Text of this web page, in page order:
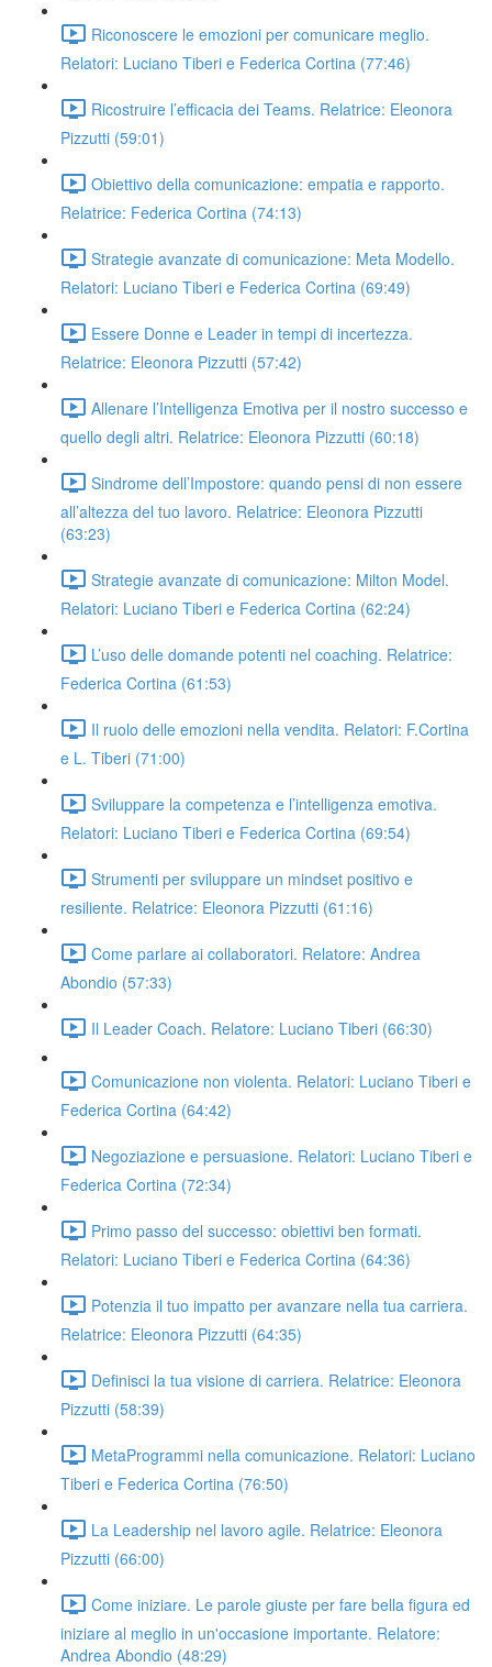
Riconoscere le emozioni per comunicare meglio.
Relatori: Luciano Tiberi e Federica Cortina (77:46)
Ricostruire l’efficacia dei Teams. Relatrice: Eleonora
Pizzutti (59:01)
Obiettivo della comunicazione: empatia e rapporto.
Relatrice: Federica Cortina (74:13)
Strategie avanzate di comunicazione: Meta Modello.
Relatori: Luciano Tiberi e Federica Cortina (69:49)
Essere Donne e Leader in tempi di incertezza.
Relatrice: Eleonora Pizzutti (57:42)
Allenare l’Intelligenza Emotiva per il nostro successo e
quello degli altri. Relatrice: Eleonora Pizzutti (60:18)
Sindrome dell’Impostore: quando pensi di non essere
all’altezza del tuo lavoro. Relatrice: Eleonora Pizzutti
(63:23)
Strategie avanzate di comunicazione: Milton Model.
Relatori: Luciano Tiberi e Federica Cortina (62:24)
L’uso delle domande potenti nel coaching. Relatrice:
Federica Cortina (61:53)
Il ruolo delle emozioni nella vendita. Relatori: F.Cortina
e L. Tiberi (71:00)
Sviluppare la competenza e l’intelligenza emotiva.
Relatori: Luciano Tiberi e Federica Cortina (69:54)
Strumenti per sviluppare un mindset positivo e
resiliente. Relatrice: Eleonora Pizzutti (61:16)
Come parlare ai collaboratori. Relatore: Andrea
Abondio (57:33)
Il Leader Coach. Relatore: Luciano Tiberi (66:30)
Comunicazione non violenta. Relatori: Luciano Tiberi e
Federica Cortina (64:42)
Negoziazione e persuasione. Relatori: Luciano Tiberi e
Federica Cortina (72:34)
Primo passo del successo: obiettivi ben formati.
Relatori: Luciano Tiberi e Federica Cortina (64:36)
Potenzia il tuo impatto per avanzare nella tua carriera.
Relatrice: Eleonora Pizzutti (64:35)
Definisci la tua visione di carriera. Relatrice: Eleonora
Pizzutti (58:39)
MetaProgrammi nella comunicazione. Relatori: Luciano
Tiberi e Federica Cortina (76:50)
La Leadership nel lavoro agile. Relatrice: Eleonora
Pizzutti (66:00)
Come iniziare. Le parole giuste per fare bella figura ed
iniziare al meglio in un'occasione importante. Relatore:
Andrea Abondio (48:29)